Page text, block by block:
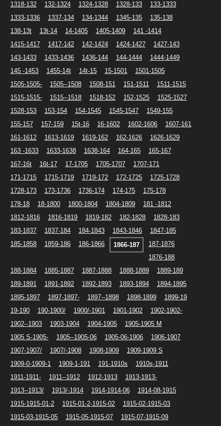
1318-132
132-1324 1324-1328 1328-133
133-1333
1333-1336
1337-134 134-1344 1345-135
135-138
138-13t
13t-14 14-1405 1405-1409
141 -1414
1415-1417
1417-142 142-1424 1424-1427
1427-143
143-1433
1433-1436 1436-144 144-1444
1444-1449
145 -1453
1455-14t 14t-15 15-1501
1501-1505
1505-1505-
1505--1508 1508-151 151-1511
1511-1515
1515-1515-
1515--1518 1518-152 152-1525
1525-1527
1528-153
153-154 154-1545 1545-1547
1549-155
155-157
157-159 15t-16 16-1602 1602-1606
1607-161
161-1612
1613-1619 1619-162 162-1626
1626-1629
163 -1633
1633-1638 1638-164 164-165
165-167
167-16t
16t-17 17-1705 1705-1707
1707-171
171-1715
1715-1719 1719-172 172-1725
1725-1728
1728-173
173-1736 1736-174 174-175
175-178
178-18
18-1800 1800-1804 1804-1809
181 -1812
1812-1816
1816-1819 1819-182 182-1828
1828-183
183-1837
1837-184 184-1843 1843-1846
1847-185
185-1858
1859-186 186-1866 1866-187
187-1876
1876-188
188-1884
1885-1887 1887-1888 1888-1889
1889-189
189-1891
1891-1892 1892-1893 1893-1894
1894-1895
1895-1897
1897-1897- 1897--1898 1898-1899
1899-19
19-190
190-1900/ 1900/-1901 1901-1902
1902-1902-
1902--1903
1903-1904 1904-1905
1905-1905 M
1905 S-1905-
1905--1905-06 1905-06-1906
1906-1907
1907-1907/
1907/-1908 1908-1909
1909-1909 S
1909-0-1909-1
1909-1-191 191-1910s
1910s-1911
1911-1911-
1911--1912 1912-1913
1913-1913-
1913--1913/
1913/-1914 1914-1914-06
1914-08-1915
1915-1915-01-2
1915-01-2-1915-02
1915-02-1915-03
1915-03-1915-05
1915-05-1915-07
1915-07-1915-09